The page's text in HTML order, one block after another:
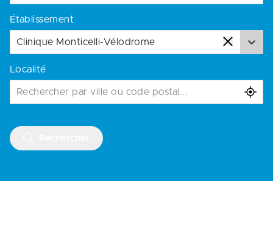
Établissement
Clinique Monticelli-Vélodrome
Localité
Rechercher par ville ou code postal...